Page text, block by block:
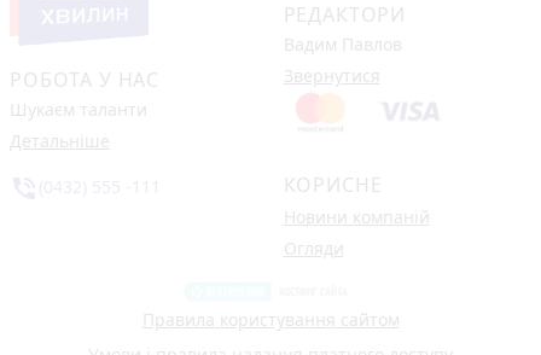
РОБОТА У НАС
Шукаєм таланти
Детальніше
РЕДАКТОРИ
Вадим Павлов
Звернутися
КОРИСНЕ
Новини компаній
Огляди
Правила користування сайтом